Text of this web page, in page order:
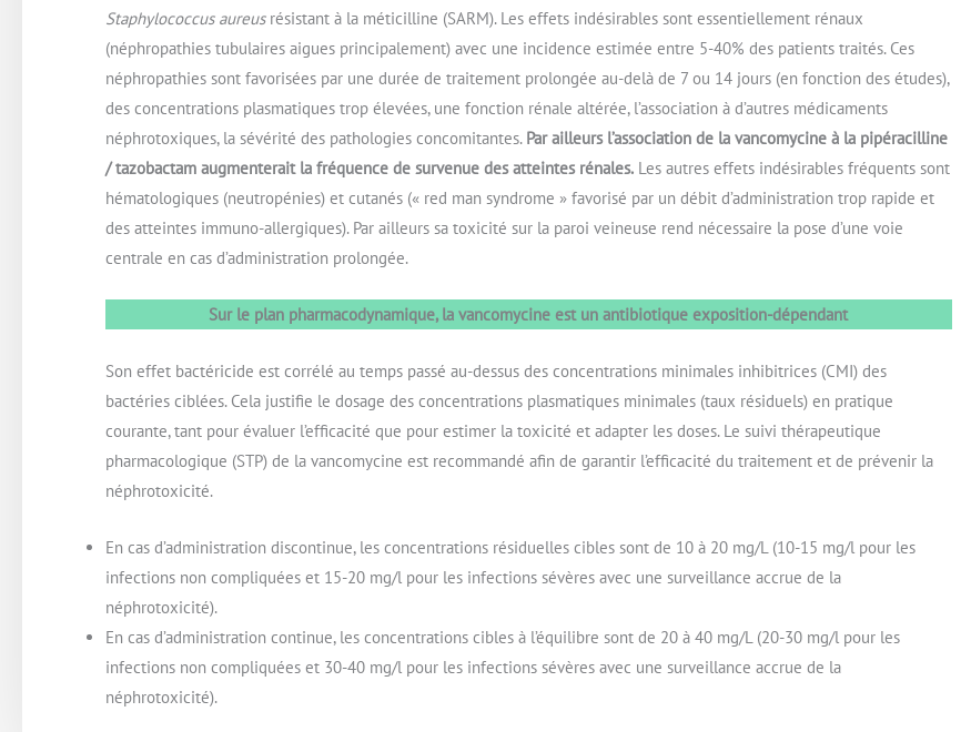
Staphylococcus aureusrésistant à la méticilline (SARM). Les effets indésirables sont essentiellement rénaux
(néphropathies tubulaires aigues principalement) avec une incidence estimée entre 5-40% des patients traités. Ces
néphropathies sont favorisées par une durée de traitement prolongée au-delà de 7 ou 14 jours (en fonction des études),
des concentrations plasmatiques trop élevées, une fonction rénale altérée, l’association à d’autres médicaments
néphrotoxiques, la sévérité des pathologies concomitantes. Par ailleurs l’association de la vancomycine à la pipéracilline
/ tazobactam augmenterait la fréquence de survenue des atteintes rénales. Les autres effets indésirables fréquents sont
hématologiques (neutropénies) et cutanés (« red man syndrome » favorisé par un débit d’administration trop rapide et
des atteintes immuno-allergiques). Par ailleurs sa toxicité sur la paroi veineuse rend nécessaire la pose d’une voie
centrale en cas d’administration prolongée.
Sur le plan pharmacodynamique, la vancomycine est un antibiotique exposition-dépendant
Son effet bactéricide est corrélé au temps passé au-dessus des concentrations minimales inhibitrices (CMI) des
bactéries ciblées. Cela justifie le dosage des concentrations plasmatiques minimales (taux résiduels) en pratique
courante, tant pour évaluer l’efficacité que pour estimer la toxicité et adapter les doses. Le suivi thérapeutique
pharmacologique (STP) de la vancomycine est recommandé afin de garantir l’efficacité du traitement et de prévenir la
néphrotoxicité.
En cas d’administration discontinue, les concentrations résiduelles cibles sont de 10 à 20 mg/L (10-15 mg/l pour les
infections non compliquées et 15-20 mg/l pour les infections sévères avec une surveillance accrue de la
néphrotoxicité).
En cas d’administration continue, les concentrations cibles à l’équilibre sont de 20 à 40 mg/L (20-30 mg/l pour les
infections non compliquées et 30-40 mg/l pour les infections sévères avec une surveillance accrue de la
néphrotoxicité).